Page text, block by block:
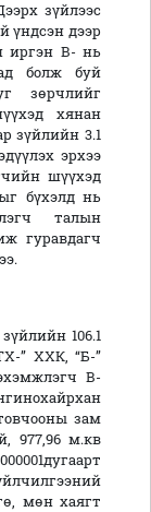
зүйлээс
үндсэн дээр
иргэн В- нь
болж буй
зөрчлийг
хянан
зүйлийн 3.1
эрхээ
шүүхэд
бүхэлд нь
талын
гуравдагч
106.1
” ХХК, “Б-”
В-
зам
977,96 м.кв
мөн хаягт